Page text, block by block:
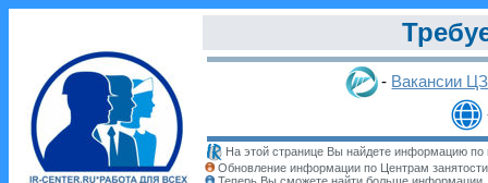
- Вакансии
На этой странице Вы найдете информацию по
Обновление информации по Центрам